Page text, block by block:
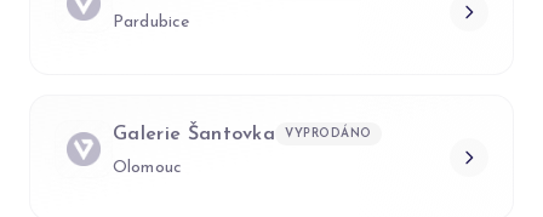
Pardubice
Galerie Šantovka VYPRODÁNO
Olomouc